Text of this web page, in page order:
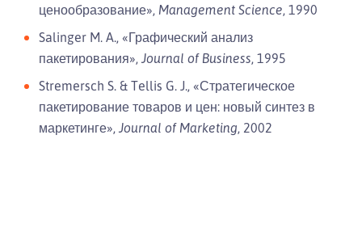
ценообразование», Management Science, 1990
Salinger M. A., «Графический анализ
пакетирования», Journal of Business, 1995
Stremersch S. & Tellis G. J., «Стратегическое
пакетирование товаров и цен: новый синтез в
маркетинге», Journal of Marketing, 2002